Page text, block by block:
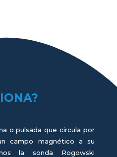
o pulsada que circula por
campo magnético a su
la sonda Rogowski